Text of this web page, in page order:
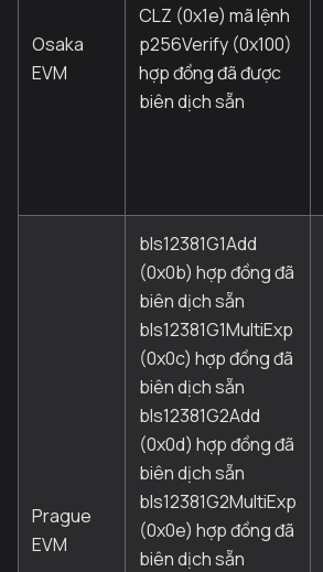
Osaka
EVM
CLZ (0x1e) mã lệnh
p256Verify (0x100)
hợp đồng đã được
biên dịch sẵn
Prague
EVM
bls12381G1Add
(0x0b) hợp đồng đã
biên dịch sẵn
bls12381G1MultiExp
(0x0c) hợp đồng đã
biên dịch sẵn
bls12381G2Add
(0x0d) hợp đồng đã
biên dịch sẵn
bls12381G2MultiExp
(0x0e) hợp đồng đã
biên dịch sẵn